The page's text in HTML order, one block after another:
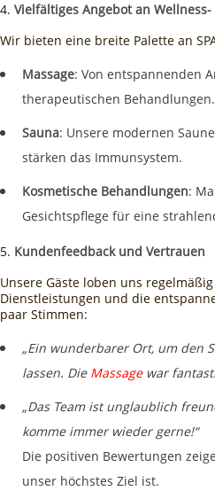
Vielfältiges Angebot an
Wir bieten eine breite Palette an
Massage: Von entspannenden
therapeutischen Behandlungen.
Sauna: Unsere modernen
stärken das Immunsystem.
Kosmetische Behandlungen:
Gesichtspflege für eine
Kundenfeedback und Vertrauen
Unsere Gäste loben uns
Dienstleistungen und die
paar Stimmen:
„Ein wunderbarer Ort, um den
lassen. Die Massagewar
„Das Team ist unglaublich
komme immer wieder gerne!“
Die positiven Bewertungen
unser höchstes Ziel ist.